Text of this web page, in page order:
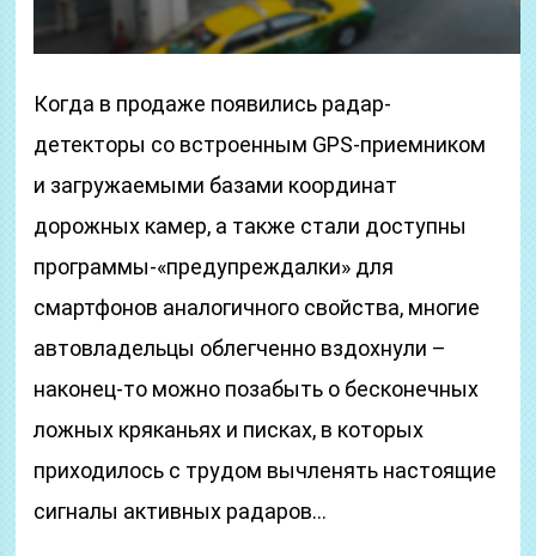
Когда в продаже появились радар-
детекторы со встроенным GPS-приемником
и загружаемыми базами координат
дорожных камер, а также стали доступны
программы-«предупреждалки» для
смартфонов аналогичного свойства, многие
автовладельцы облегченно вздохнули –
наконец-то можно позабыть о бесконечных
ложных кряканьях и писках, в которых
приходилось с трудом вычленять настоящие
сигналы активных радаров…